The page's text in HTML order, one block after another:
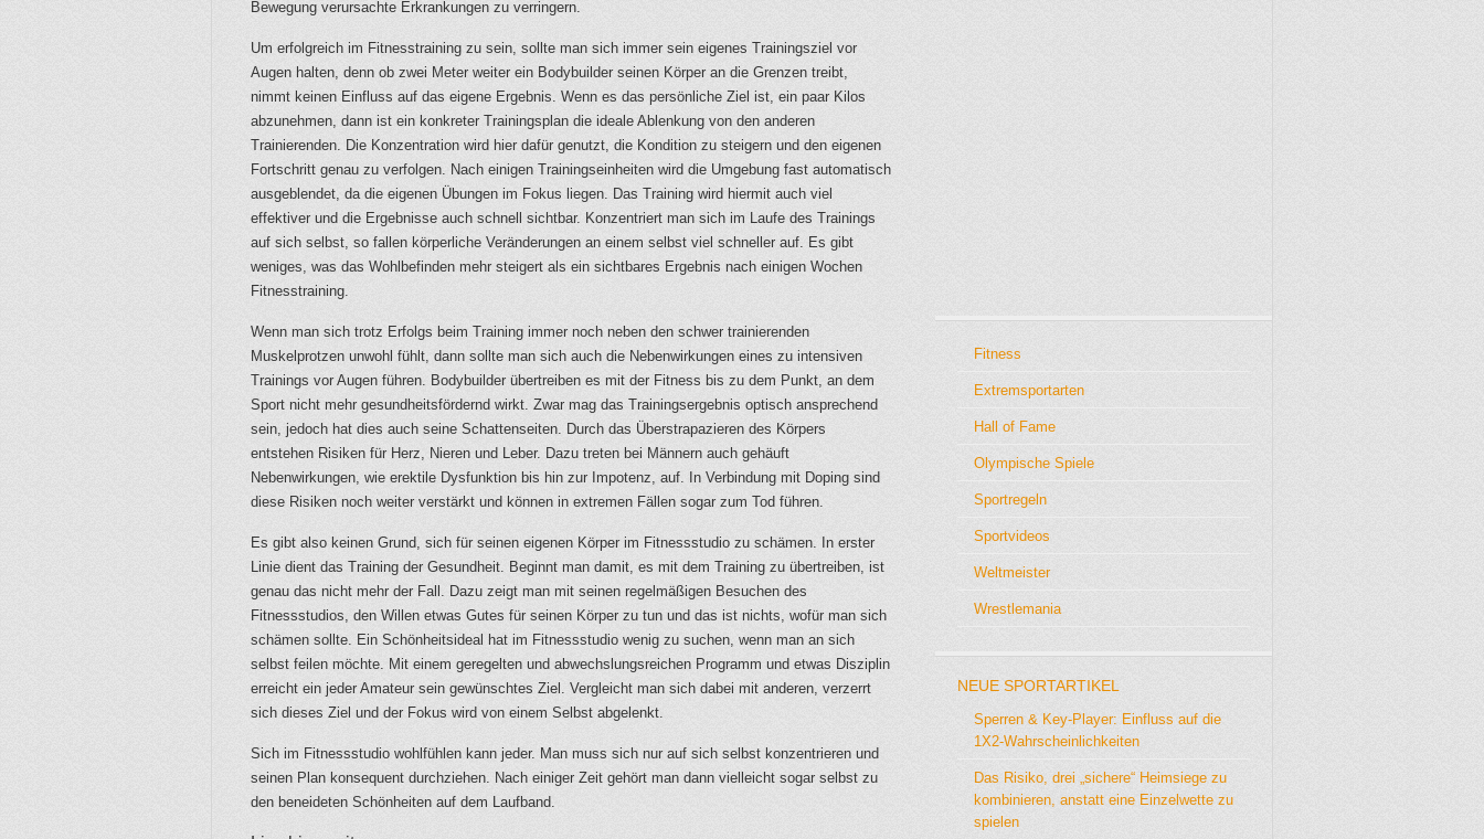
Bewegung verursachte Erkrankungen zu verringern.
Um erfolgreich im Fitnesstraining zu sein, sollte man sich immer sein eigenes Trainingsziel vor
Augen halten, denn ob zwei Meter weiter ein Bodybuilder seinen Körper an die Grenzen treibt,
nimmt keinen Einfluss auf das eigene Ergebnis. Wenn es das persönliche Ziel ist, ein paar Kilos
abzunehmen, dann ist ein konkreter Trainingsplan die ideale Ablenkung von den anderen
Trainierenden. Die Konzentration wird hier dafür genutzt, die Kondition zu steigern und den eigenen
Fortschritt genau zu verfolgen. Nach einigen Trainingseinheiten wird die Umgebung fast automatisch
ausgeblendet, da die eigenen Übungen im Fokus liegen. Das Training wird hiermit auch viel
effektiver und die Ergebnisse auch schnell sichtbar. Konzentriert man sich im Laufe des Trainings
auf sich selbst, so fallen körperliche Veränderungen an einem selbst viel schneller auf. Es gibt
weniges, was das Wohlbefinden mehr steigert als ein sichtbares Ergebnis nach einigen Wochen
Fitnesstraining.
Wenn man sich trotz Erfolgs beim Training immer noch neben den schwer trainierenden
Muskelprotzen unwohl fühlt, dann sollte man sich auch die Nebenwirkungen eines zu intensiven
Trainings vor Augen führen. Bodybuilder übertreiben es mit der Fitness bis zu dem Punkt, an dem
Sport nicht mehr gesundheitsfördernd wirkt. Zwar mag das Trainingsergebnis optisch ansprechend
sein, jedoch hat dies auch seine Schattenseiten. Durch das Überstrapazieren des Körpers
entstehen Risiken für Herz, Nieren und Leber. Dazu treten bei Männern auch gehäuft
Nebenwirkungen, wie erektile Dysfunktion bis hin zur Impotenz, auf. In Verbindung mit Doping sind
diese Risiken noch weiter verstärkt und können in extremen Fällen sogar zum Tod führen.
Es gibt also keinen Grund, sich für seinen eigenen Körper im Fitnessstudio zu schämen. In erster
Linie dient das Training der Gesundheit. Beginnt man damit, es mit dem Training zu übertreiben, ist
genau das nicht mehr der Fall. Dazu zeigt man mit seinen regelmäßigen Besuchen des
Fitnessstudios, den Willen etwas Gutes für seinen Körper zu tun und das ist nichts, wofür man sich
schämen sollte. Ein Schönheitsideal hat im Fitnessstudio wenig zu suchen, wenn man an sich
selbst feilen möchte. Mit einem geregelten und abwechslungsreichen Programm und etwas Disziplin
erreicht ein jeder Amateur sein gewünschtes Ziel. Vergleicht man sich dabei mit anderen, verzerrt
sich dieses Ziel und der Fokus wird von einem Selbst abgelenkt.
Sich im Fitnessstudio wohlfühlen kann jeder. Man muss sich nur auf sich selbst konzentrieren und
seinen Plan konsequent durchziehen. Nach einiger Zeit gehört man dann vielleicht sogar selbst zu
den beneideten Schönheiten auf dem Laufband.
Fitness
Extremsportarten
Hall of Fame
Olympische Spiele
Sportregeln
Sportvideos
Weltmeister
Wrestlemania
NEUE SPORTARTIKEL
Sperren & Key-Player: Einfluss auf die
1X2-Wahrscheinlichkeiten
Das Risiko, drei „sichere“ Heimsiege zu
kombinieren, anstatt eine Einzelwette zu
spielen